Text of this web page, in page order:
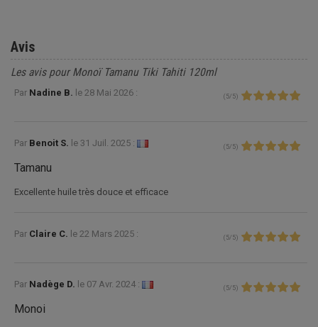
Avis
Les avis pour Monoï Tamanu Tiki Tahiti 120ml
Par Nadine B. le 28 Mai 2026 : ( 5/ 5)
Par Benoit S. le 31 Juil. 2025 : ( 5/ 5)
Tamanu
Excellente huile très douce et efficace
Par Claire C. le 22 Mars 2025 : ( 5/ 5)
Par Nadège D. le 07 Avr. 2024 : ( 5/ 5)
Monoi